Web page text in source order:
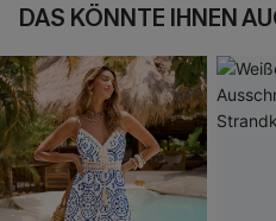
DAS KÖNNTE IHNEN